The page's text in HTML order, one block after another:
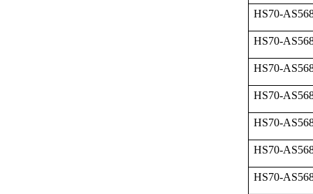
HS70-
HS70-
HS70-
HS70-
HS70-
HS70-
HS70-